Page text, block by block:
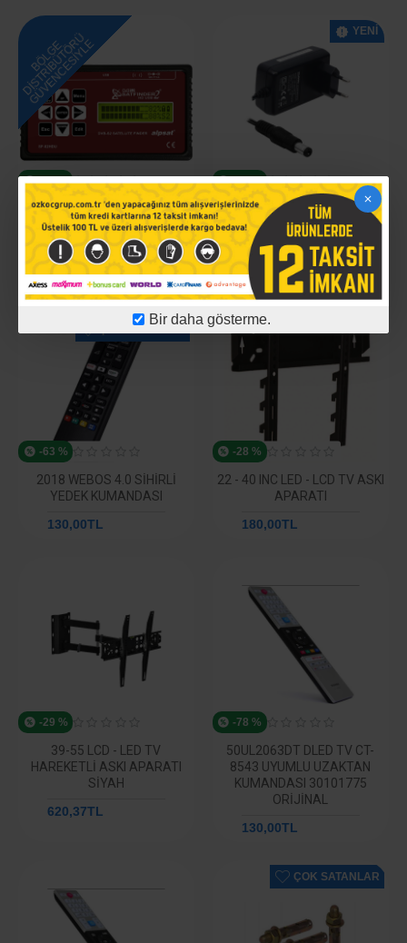
Bir daha gösterme.
BÖLGE
DISTRIBÜTÖRÜ
GÜVENCESIYLE
-42 %
SATFINDER 2 HD USB UYDU
YÖN BULUCU
4.500,00TL 7.787,52TL
YENI
-41 %
12 VOLT 1 AMPER PRIZ TIP
ADAPTÖR
120,00TL
204,78TL
YENI
-63 %
2018 WEBOS 4.0 SIHIRLI
YEDEK KUMANDASI
130,00TL
-28 %
22 - 40 INC LED - LCD TV ASKI
APARATI
180,00TL
-29 %
39-55 LCD - LED TV
HAREKETLI ASKI APARATI
SIYAH
620,37TL
-78 %
50UL2063DT DLED TV CT-
8543 UYUMLU UZAKTAN
KUMANDASI 30101775
ORIJINAL
130,00TL
ÇOK SATANLAR